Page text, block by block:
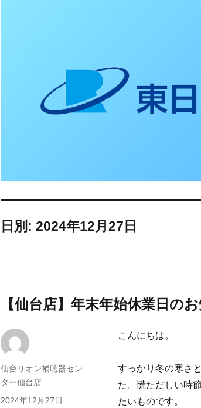
日別: 2024年12月27日
【仙台店】年末年始休業日の
こんにちは。
すっかり冬の寒さ
た。慌ただしい時
たいものです。
投
稿
者
仙台リオン補聴器セン
ター仙台店
投
2024年12月27日